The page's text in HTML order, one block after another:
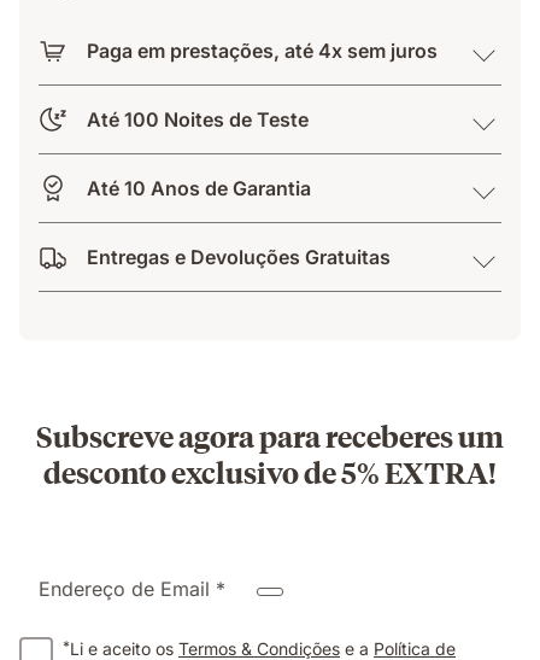
Paga em prestações, até 4x sem juros
Até 100 Noites de Teste
Até 10 Anos de Garantia
Entregas e Devoluções Gratuitas
Subscreve agora para receberes um
desconto exclusivo de 5% EXTRA!
Endereço de Email *
*Li e aceito os Termos & Condições e a Política de